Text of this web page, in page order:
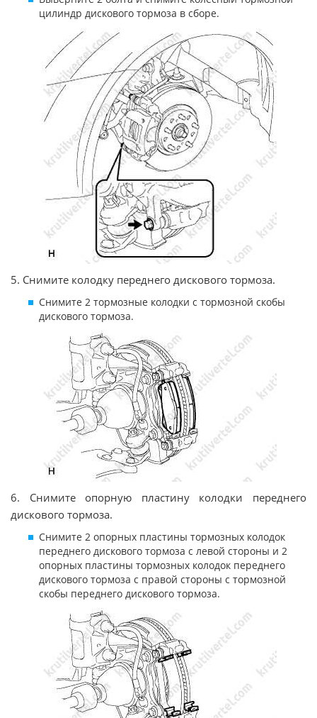
цилиндр дискового тормоза в сборе.
5. Снимите колодку переднего дискового тормоза.
Снимите 2 тормозные колодки с тормозной скобы
дискового тормоза.
6. Снимите опорную пластину колодки переднего
дискового тормоза.
Снимите 2 опорных пластины тормозных колодок
переднего дискового тормоза с левой стороны и 2
опорных пластины тормозных колодок переднего
дискового тормоза с правой стороны с тормозной
скобы переднего дискового тормоза.